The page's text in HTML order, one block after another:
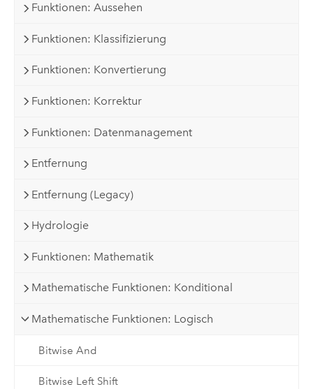
Funktionen: Aussehen
Funktionen: Klassifizierung
Funktionen: Konvertierung
Funktionen: Korrektur
Funktionen: Datenmanagement
Entfernung
Entfernung (Legacy)
Hydrologie
Funktionen: Mathematik
Mathematische Funktionen: Konditional
Mathematische Funktionen: Logisch
Bitwise And
Bitwise Left Shift